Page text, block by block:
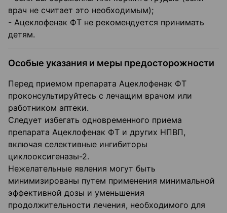
врач не считает это необходимым);
- Ацеклофенак ФТ не рекомендуется принимать
детям.
Особые указания и меры предосторожности
Перед приемом препарата Ацеклофенак ФТ
проконсультируйтесь с лечащим врачом или
работником аптеки.
Следует избегать одновременного приема
препарата Ацеклофенак ФТ и других НПВП,
включая селективные ингибиторы
циклооксигеназы-2.
Нежелательные явления могут быть
минимизированы путем применения минимальной
эффективной дозы и уменьшения
продолжительности лечения, необходимого для